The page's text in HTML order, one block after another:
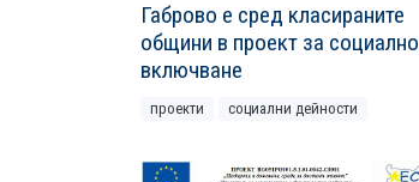
Габрово е сред класираните
общини в проект за социално
включване
проекти социални дейности